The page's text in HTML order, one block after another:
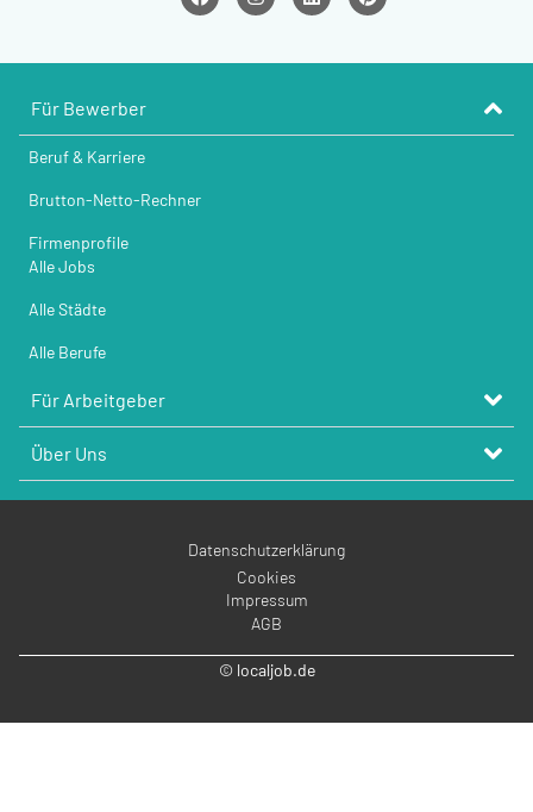
Für Bewerber
Beruf & Karriere
Brutton-Netto-Rechner
Firmenprofile
Alle Jobs
Alle Städte
Alle Berufe
Für Arbeitgeber
Über Uns
Datenschutzerklärung
Cookies
Impressum
AGB
© localjob.de